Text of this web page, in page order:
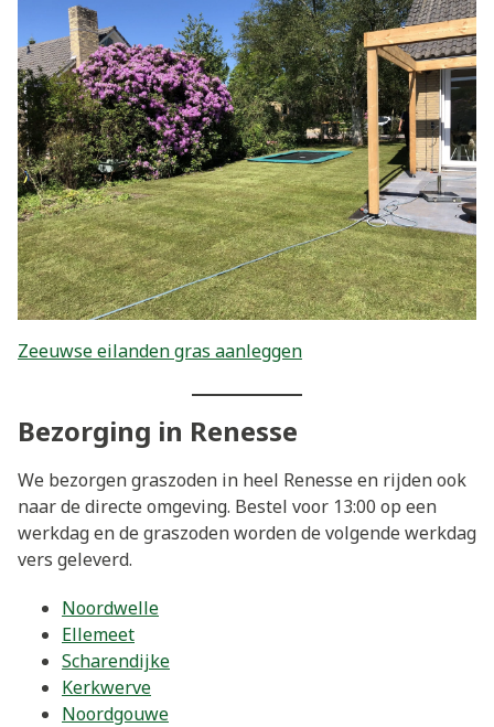
Zeeuwse eilanden gras aanleggen
Bezorging in Renesse
We bezorgen graszoden in heel Renesse en rijden ook
naar de directe omgeving. Bestel voor 13:00 op een
werkdag en de graszoden worden de volgende werkdag
vers geleverd.
Noordwelle
Ellemeet
Scharendijke
Kerkwerve
Noordgouwe